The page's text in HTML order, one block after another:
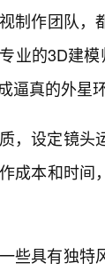
制作团队
业的3D建
逼真的外星
，设定镜头
成本和时
些具有独特